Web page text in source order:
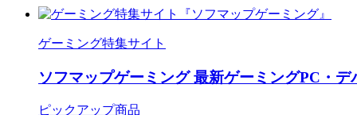
ゲーミング特集サイト
ソフマップゲーミング 最新ゲーミングPC・デ
ピックアップ商品